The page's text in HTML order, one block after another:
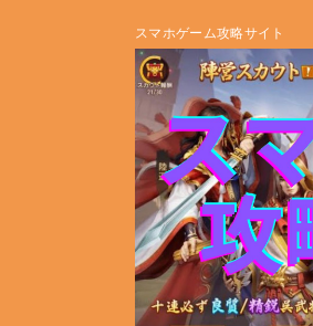
スマホゲーム攻略サイト